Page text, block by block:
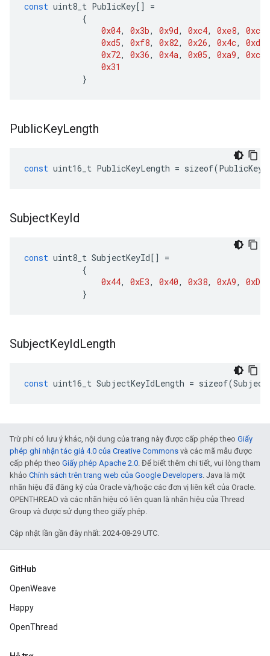
const uint8_t PublicKey[]
=
{
0x04, 0x3b, 0x9d, 0xc4, 0xe8, 0xca
0xd5, 0xf8, 0x82, 0x26, 0x4c, 0xd2
0x72, 0x36, 0x4a, 0x05, 0xa9, 0xc6
0x31
}
PublicKeyLength
const uint16_t PublicKeyLength = sizeof(PublicKey
SubjectKeyId
const uint8_t SubjectKeyId[]
=
{
0x44, 0xE3, 0x40, 0x38, 0xA9, 0xD4
}
SubjectKeyIdLength
const uint16_t SubjectKeyIdLength = sizeof(
Trừ phi có lưu ý khác, nội dung của trang này được cấp phép theo Giấy
phép ghi nhận tác giả 4.0 của Creative Commons và các mã mẫu được
cấp phép theo Giấy phép Apache 2.0. Để biết thêm chi tiết, vui lòng tham
khảo Chính sách trên trang web của Google Developers. Java là một
nhãn hiệu đã đăng ký của Oracle và/hoặc các đơn vị liên kết của Oracle.
OPENTHREAD và các nhãn hiệu có liên quan là nhãn hiệu của Thread
Group và được sử dụng theo giấy phép.
Cập nhật lần gần đây nhất: 2024-08-29 UTC.
GitHub
OpenWeave
Happy
OpenThread